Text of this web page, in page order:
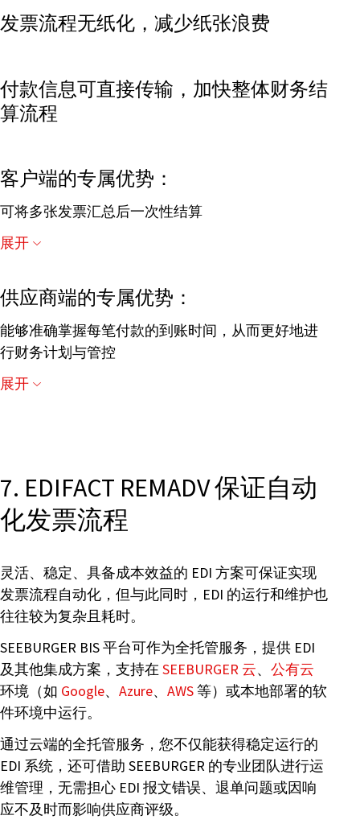
发票流程无纸化，减少纸张浪费
付款信息可直接传输，加快整体财务结
算流程
客户端的专属优势：
可将多张发票汇总后一次性结算
降低成本：原先每张发票需手动处理结算的流程现
展开
供应商端的专属优势：
能够准确掌握每笔付款的到账时间，从而更好地进
行财务计划与管控
REMADV 报文可帮助供应商尽早、自动识别付款错
展开
7. EDIFACT REMADV 保证自动
化发票流程
灵活、稳定、具备成本效益的 EDI 方案可保证实现
发票流程自动化，但与此同时，EDI 的运行和维护也
往往较为复杂且耗时。
SEEBURGER BIS 平台可作为全托管服务，提供 EDI
及其他集成方案，支持在 SEEBURGER 云、 公有云
环境（如 Google、 Azure、 AWS等）或本地部署的软
件环境中运行。
通过云端的全托管服务，您不仅能获得稳定运行的
EDI 系统，还可借助 SEEBURGER 的专业团队进行运
维管理，无需担心 EDI 报文错误、退单问题或因响
应不及时而影响供应商评级。